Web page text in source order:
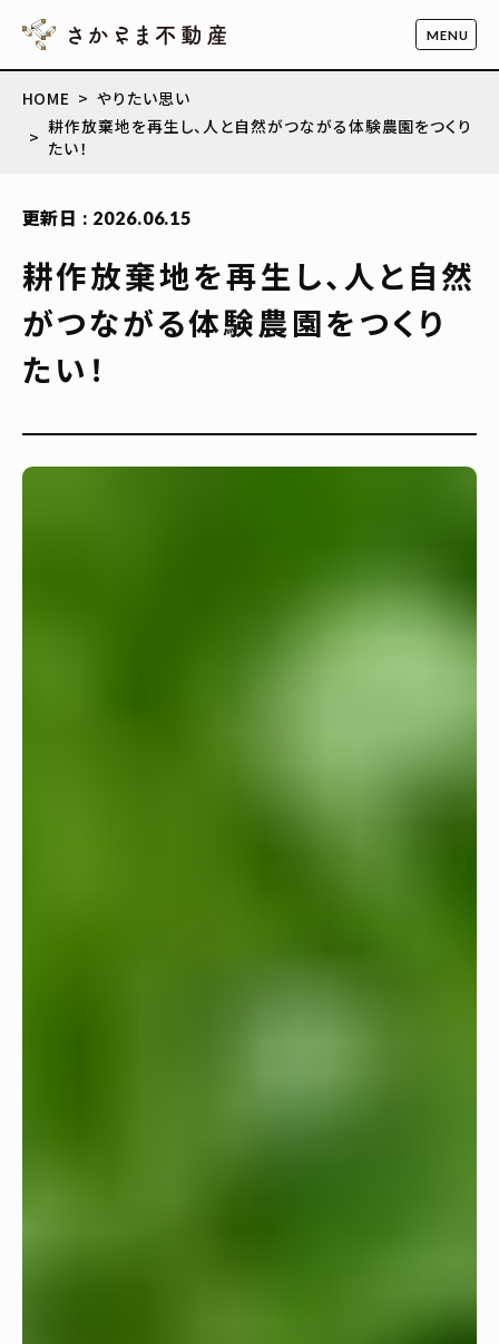
HOME
やりたい思い
耕作放棄地を再生し、人と自然がつながる体験農園をつくり
たい！
更新日 : 2026.06.15
耕作放棄地を再生し、人と自然
がつながる体験農園をつくり
たい！